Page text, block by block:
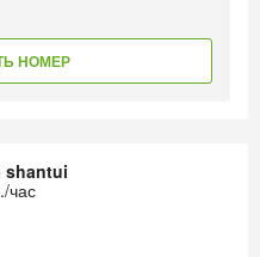
НОМЕР
shantui
час